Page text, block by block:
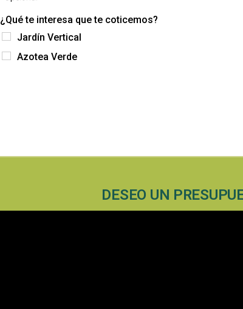
¿Qué te interesa que te coticemos?
Jardín Vertical
Azotea Verde
DESEO UN